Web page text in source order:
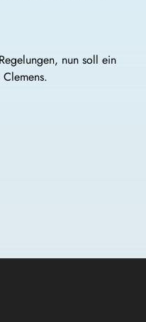
nun soll ein